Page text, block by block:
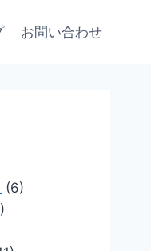
お問い合わせ
(6)